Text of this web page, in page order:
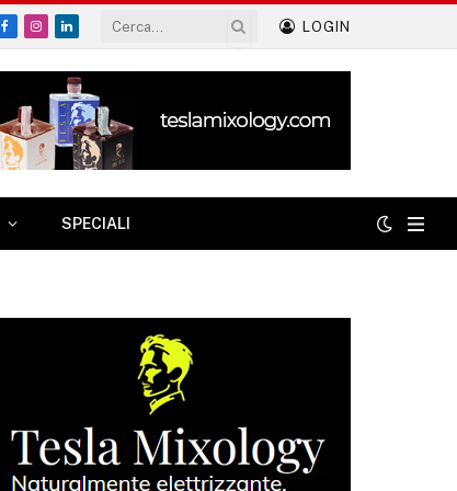
Facebook
Instagram
LinkedIn
LOGIN
SPECIALI